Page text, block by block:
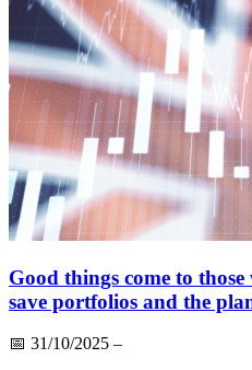
Good things come to
save portfolios and the
📅 31/10/2025 –